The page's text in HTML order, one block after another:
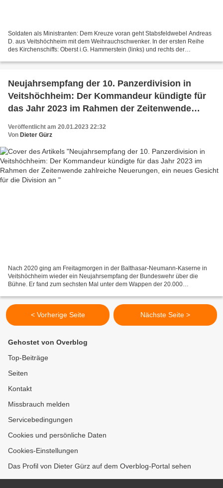
Soldaten als Ministranten: Dem Kreuze voran geht Stabsfeldwebel Andreas
D. aus Veitshöchheim mit dem Weihrauchschwenker. In der ersten Reihe
des Kirchenschiffs: Oberst i.G. Hammerstein (links) und rechts der
Neujahrsempfang der 10. Panzerdivision in
Veitshöchheim: Der Kommandeur kündigte für
das Jahr 2023 im Rahmen der Zeitenwende
die Division an
Veröffentlicht am 20.01.2023 22:32
Von Dieter Gürz
Nach 2020 ging am Freitagmorgen in der Balthasar-Neumann-Kaserne in
Veitshöchheim wieder ein Neujahrsempfang der Bundeswehr über die
Bühne. Er fand zum sechsten Mal unter dem Wappen der 20.000
< Vorherige Seite Nächste Seite >
Gehostet von Overblog
Top-Beiträge
Seiten
Kontakt
Missbrauch melden
Servicebedingungen
Cookies und persönliche Daten
Cookies-Einstellungen
Das Profil von Dieter Gürz auf dem Overblog-Portal sehen